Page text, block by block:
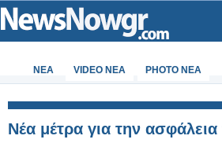
ΝΕΑ VIDEO NEA PHOTO NEA
Νέα μέτρα για την